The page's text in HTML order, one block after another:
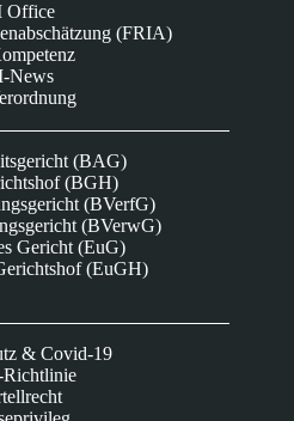
Office
(FRIA)
News
(BAG)
(BGH)
(BVerfG)
(BVerwG)
Gericht (EuG)
(EuGH)
& Covid-19